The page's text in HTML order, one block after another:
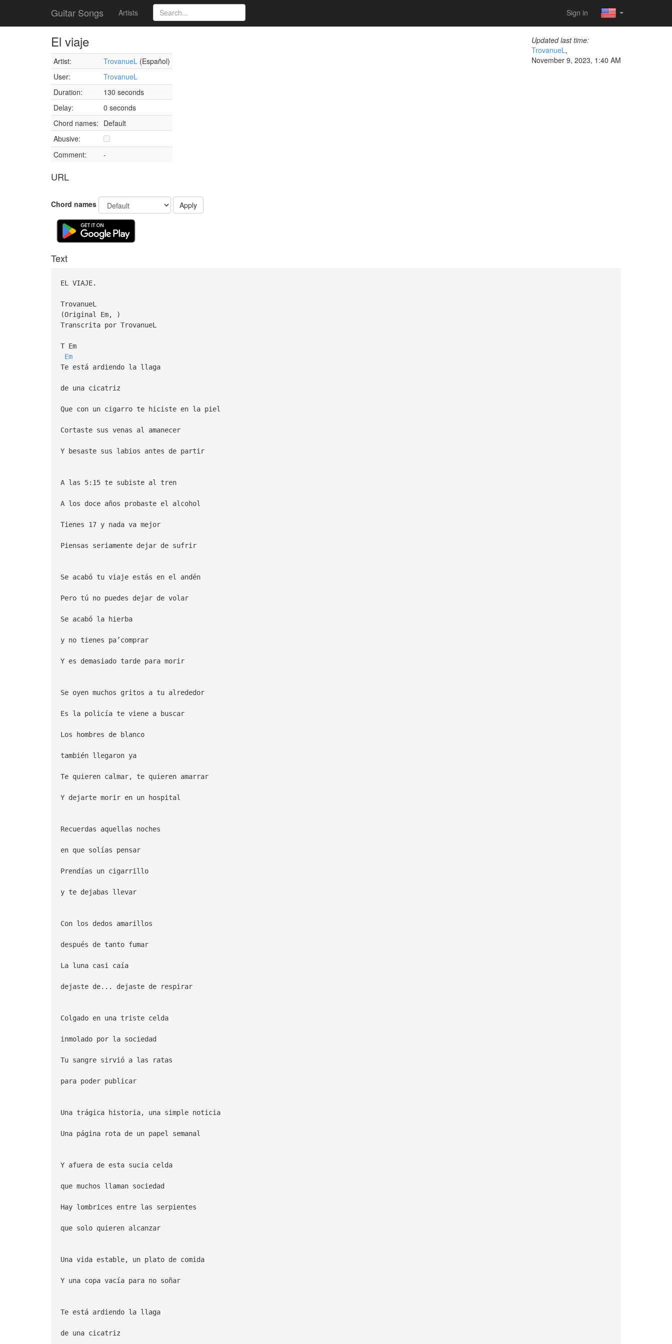
Guitar Songs Artists Sign in
El viaje
Artist: TrovanueL (Español)
User:
TrovanueL
Duration:
130 seconds
Delay:
0 seconds
Chord names: Default
Abusive:
Comment:
-
URL
Updated last time:
TrovanueL,
November 9, 2023, 1:40 AM
Chord names Apply
Text
EL VIAJE.
TrovanueL
(Original Em, )
Transcrita por TrovanueL
T Em
Em
Te está ardiendo la llaga
de una cicatriz
Que con un cigarro te hiciste en la piel
Cortaste sus venas al amanecer
Y besaste sus labios antes de partir
A las 5:15 te subiste al tren
A los doce años probaste el alcohol
Tienes 17 y nada va mejor
Piensas seriamente dejar de sufrir
Se acabó tu viaje estás en el andén
Pero tú no puedes dejar de volar
Se acabó la hierba
y no tienes pa’comprar
Y es demasiado tarde para morir
Se oyen muchos gritos a tu alrededor
Es la policía te viene a buscar
Los hombres de blanco
también llegaron ya
Te quieren calmar, te quieren amarrar
Y dejarte morir en un hospital
Recuerdas aquellas noches
en que solías pensar
Prendías un cigarrillo
y te dejabas llevar
Con los dedos amarillos
después de tanto fumar
La luna casi caía
dejaste de... dejaste de respirar
Colgado en una triste celda
inmolado por la sociedad
Tu sangre sirvió a las ratas
para poder publicar
Una trágica historia, una simple noticia
Una página rota de un papel semanal
Y afuera de esta sucia celda
que muchos llaman sociedad
Hay lombrices entre las serpientes
que solo quieren alcanzar
Una vida estable, un plato de comida
Y una copa vacía para no soñar
Te está ardiendo la llaga
de una cicatriz